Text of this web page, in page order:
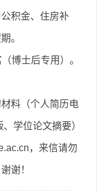
积金、住房补
。
博士后专用）。
料（个人简历电
学位论文摘要）
，来信请勿
谢！